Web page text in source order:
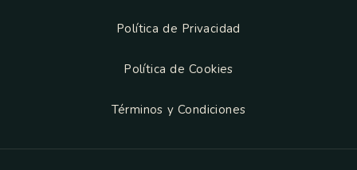
Política de Privacidad
Política de Cookies
Términos y Condiciones